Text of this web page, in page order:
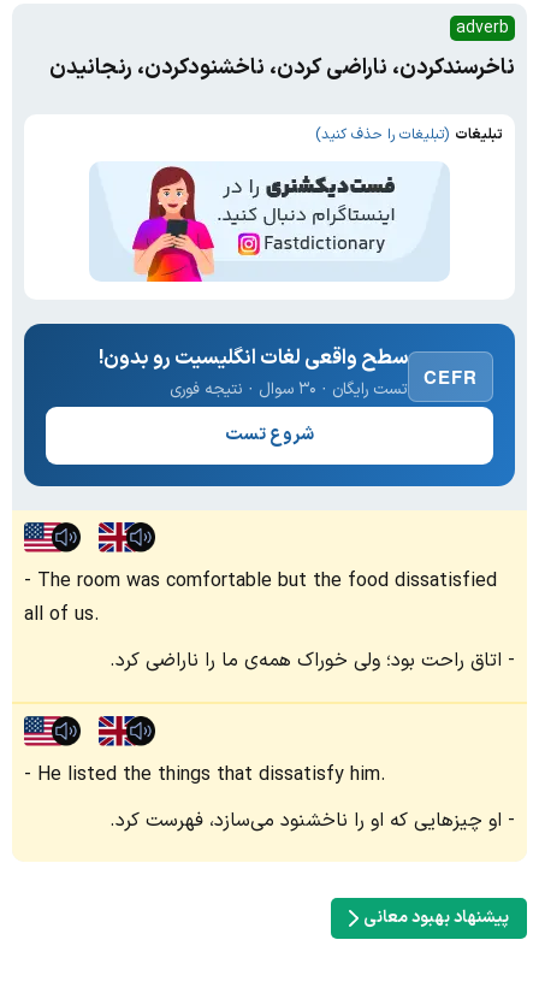
adverb
ناخرسندکردن، ناراضی کردن، ناخشنودکردن، رنجانیدن
تبلیغات (تبلیغات را حذف کنید)
CEFR
سطح واقعی لغات انگلیسیت رو بدون!
تست رایگان · ۳۰ سوال · نتیجه فوری
شروع تست
The room was comfortable but the food dissatisfied
all of us.
اتاق راحت بود؛ ولی خوراک همه‌ی ما را ناراضی کرد.
He listed the things that dissatisfy him.
او چیزهایی که او را ناخشنود می‌سازد، فهرست کرد.
پیشنهاد بهبود معانی